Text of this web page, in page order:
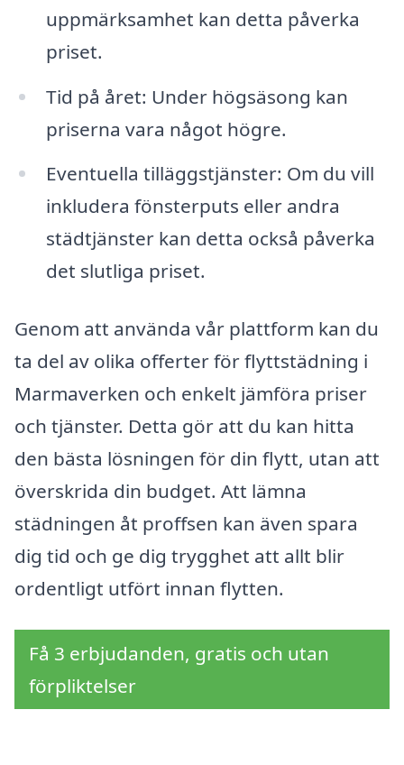
uppmärksamhet kan detta påverka
priset.
Tid på året: Under högsäsong kan
priserna vara något högre.
Eventuella tilläggstjänster: Om du vill
inkludera fönsterputs eller andra
städtjänster kan detta också påverka
det slutliga priset.
Genom att använda vår plattform kan du
ta del av olika offerter för flyttstädning i
Marmaverken och enkelt jämföra priser
och tjänster. Detta gör att du kan hitta
den bästa lösningen för din flytt, utan att
överskrida din budget. Att lämna
städningen åt proffsen kan även spara
dig tid och ge dig trygghet att allt blir
ordentligt utfört innan flytten.
Få 3 erbjudanden, gratis och utan
förpliktelser